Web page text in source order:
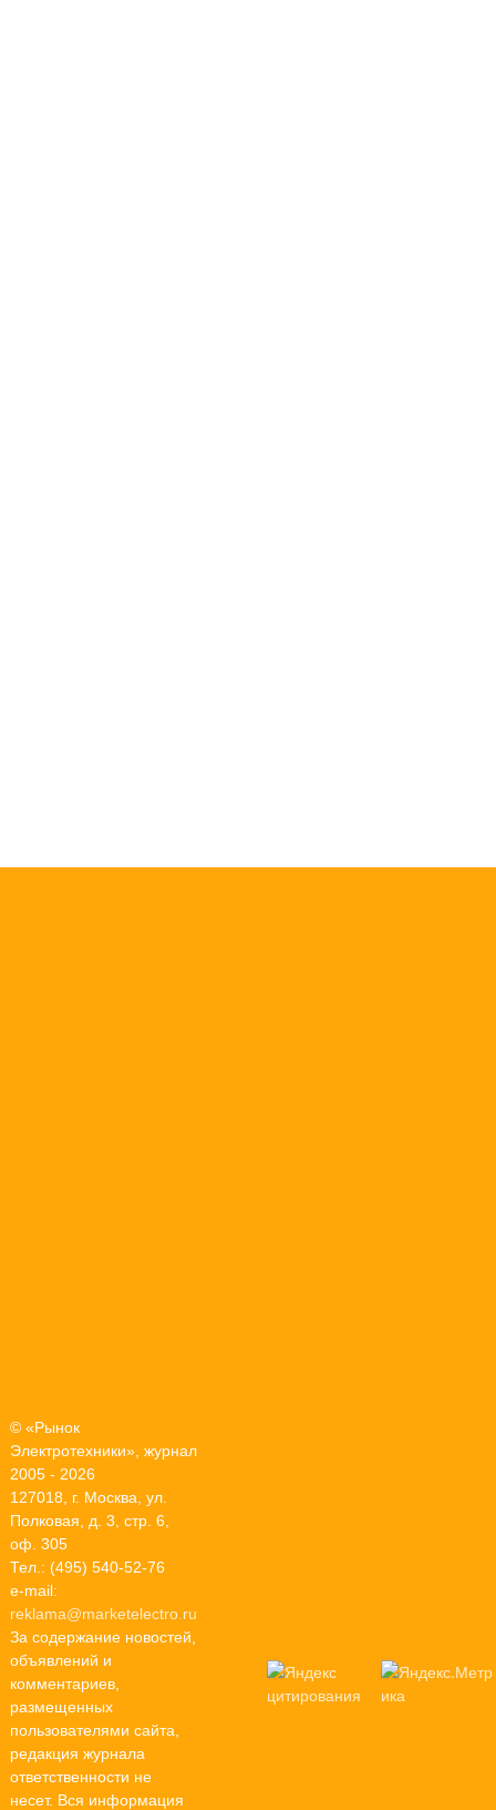
© «Рынок
Электротехники», журнал
2005 - 2026
127018, г. Москва, ул.
Полковая, д. 3, стр. 6,
оф. 305
Тел.: (495) 540-52-76
e-mail:
reklama@marketelectro.ru
За содержание новостей,
объявлений и
комментариев,
размещенных
пользователями сайта,
редакция журнала
ответственности не
несет. Вся информация